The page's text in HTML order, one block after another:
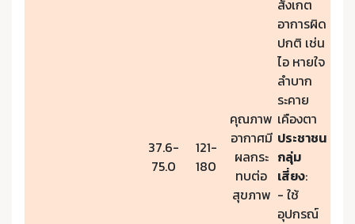
37.6-
75.0
121-
180
คุณภาพ
อากาศมี
ผลกระ
ทบต่อ
สุขภาพ
สังเกต
อาการผิด
ปกติ เช่น
ไอ หายใจ
ลำบาก
ระคาย
เคืองตา
ประชาชน
กลุ่ม
เสี่ยง:
- ใช้
อุปกรณ์